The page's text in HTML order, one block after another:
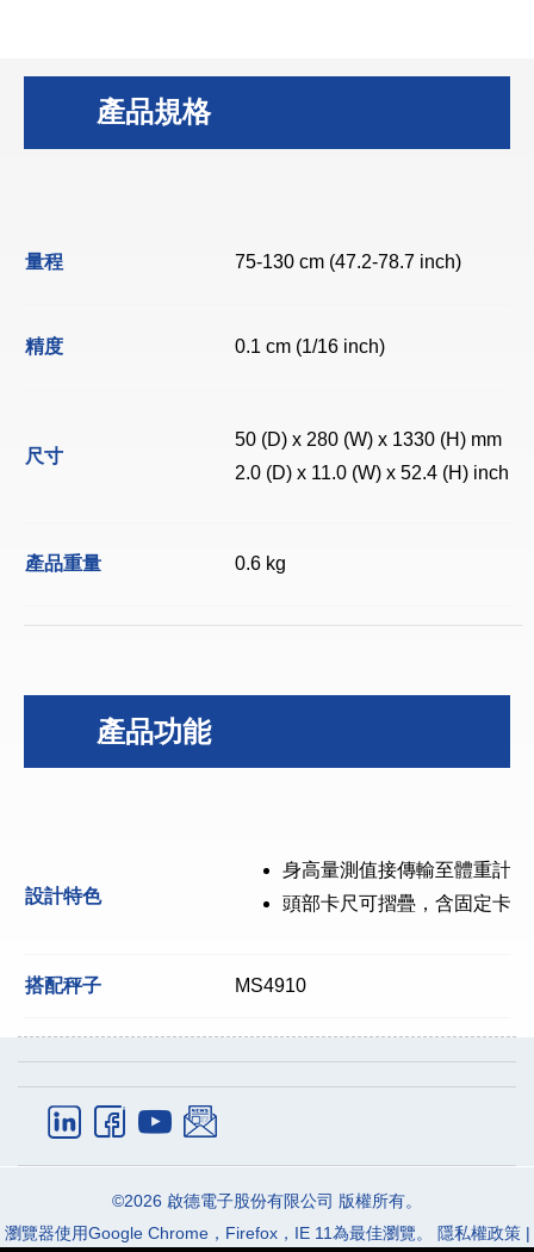
產品規格
量程 75-130 cm (47.2-78.7 inch)
精度 0.1 cm (1/16 inch)
尺寸
50 (D) x 280 (W) x 1330 (H) mm
2.0 (D) x 11.0 (W) x 52.4 (H) inch
產品重量 0.6 kg
產品功能
設計特色
身高量測值接傳輸至體重計
頭部卡尺可摺疊，含固定卡榫
搭配秤子 MS4910
產品資訊
聯絡我們
Phone: +886-4-2406-3766
Address: 41262 台中市 大里區 國中路103號
©2026 啟德電子股份有限公司 版權所有。
瀏覽器使用Google Chrome，Firefox，IE 11為最佳瀏覽。 隱私權政策|